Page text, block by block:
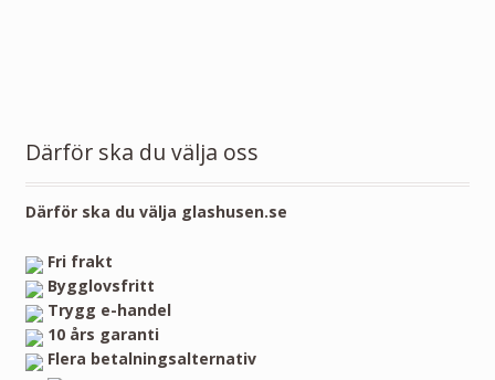
Därför ska du välja oss
Därför ska du välja glashusen.se
Fri frakt
Bygglovsfritt
Trygg e-handel
10 års garanti
Flera betalningsalternativ